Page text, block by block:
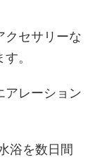
クセサリーな
。
アレーション
浴を数日間